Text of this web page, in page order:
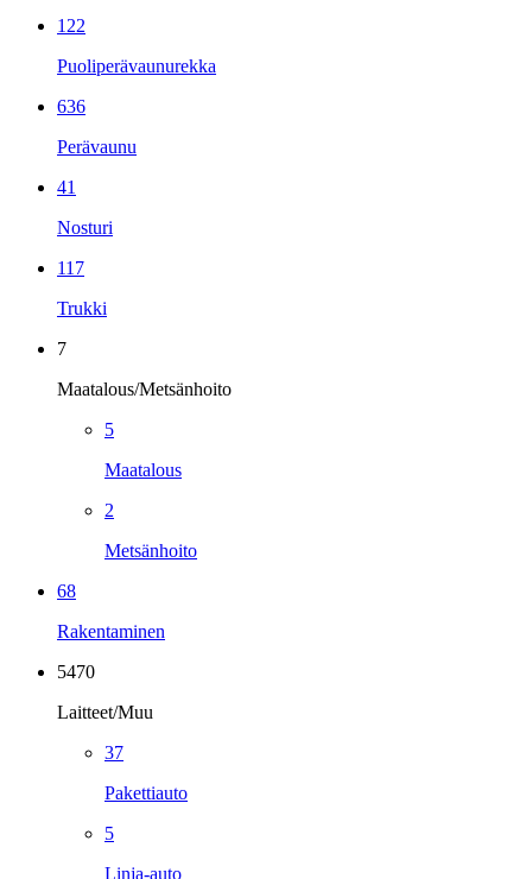
122
Puoliperävaunurekka
636
Perävaunu
41
Nosturi
117
Trukki
7
Maatalous/Metsänhoito
5
Maatalous
2
Metsänhoito
68
Rakentaminen
5470
Laitteet/Muu
37
Pakettiauto
5
Linja-auto